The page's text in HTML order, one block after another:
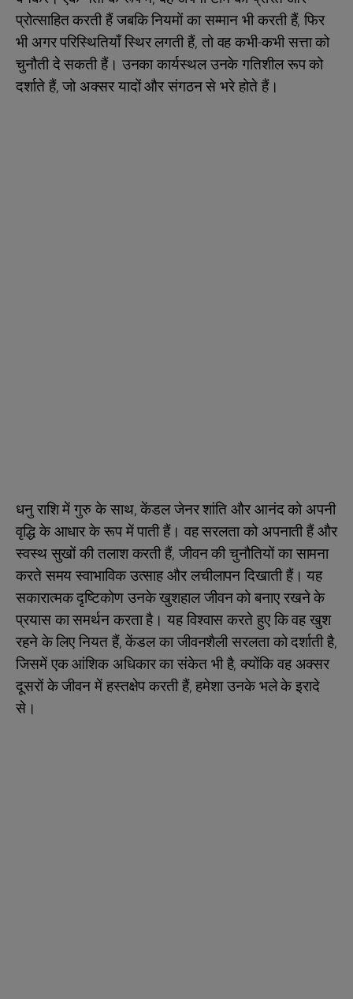
प्रोत्साहित करती हैं जबकि नियमों का सम्मान भी करती हैं, फिर
भी अगर परिस्थितियाँ स्थिर लगती हैं, तो वह कभी-कभी सत्ता को
चुनौती दे सकती हैं। उनका कार्यस्थल उनके गतिशील रूप को
दर्शाते हैं, जो अक्सर यादों और संगठन से भरे होते हैं।
धनु राशि में गुरु के साथ, केंडल जेनर शांति और आनंद को अपनी
वृद्धि के आधार के रूप में पाती हैं। वह सरलता को अपनाती हैं और
स्वस्थ सुखों की तलाश करती हैं, जीवन की चुनौतियों का सामना
करते समय स्वाभाविक उत्साह और लचीलापन दिखाती हैं। यह
सकारात्मक दृष्टिकोण उनके खुशहाल जीवन को बनाए रखने के
प्रयास का समर्थन करता है। यह विश्वास करते हुए कि वह खुश
रहने के लिए नियत हैं, केंडल का जीवनशैली सरलता को दर्शाती है,
जिसमें एक आंशिक अधिकार का संकेत भी है, क्योंकि वह अक्सर
दूसरों के जीवन में हस्तक्षेप करती हैं, हमेशा उनके भले के इरादे
से।